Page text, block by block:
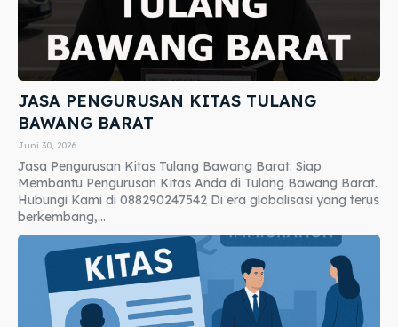
JASA PENGURUSAN KITAS TULANG
BAWANG BARAT
Juni 30, 2026
Jasa Pengurusan Kitas Tulang Bawang Barat: Siap
Membantu Pengurusan Kitas Anda di Tulang Bawang Barat.
Hubungi Kami di 088290247542 Di era globalisasi yang terus
berkembang,...